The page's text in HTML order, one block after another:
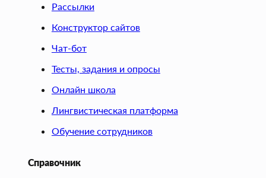
Рассылки
Конструктор сайтов
Чат-бот
Тесты, задания и опросы
Онлайн школа
Лингвистическая платформа
Обучение сотрудников
Справочник